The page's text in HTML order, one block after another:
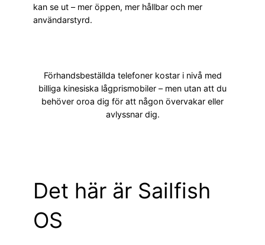
kan se ut – mer öppen, mer hållbar och mer
användarstyrd.
Förhandsbeställda telefoner kostar i nivå med
billiga kinesiska lågprismobiler – men utan att du
behöver oroa dig för att någon övervakar eller
avlyssnar dig.
Det här är Sailfish
OS